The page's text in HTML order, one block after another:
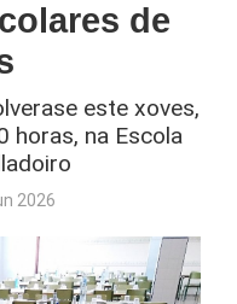
de
este xoves,
horas, na Escola
2026